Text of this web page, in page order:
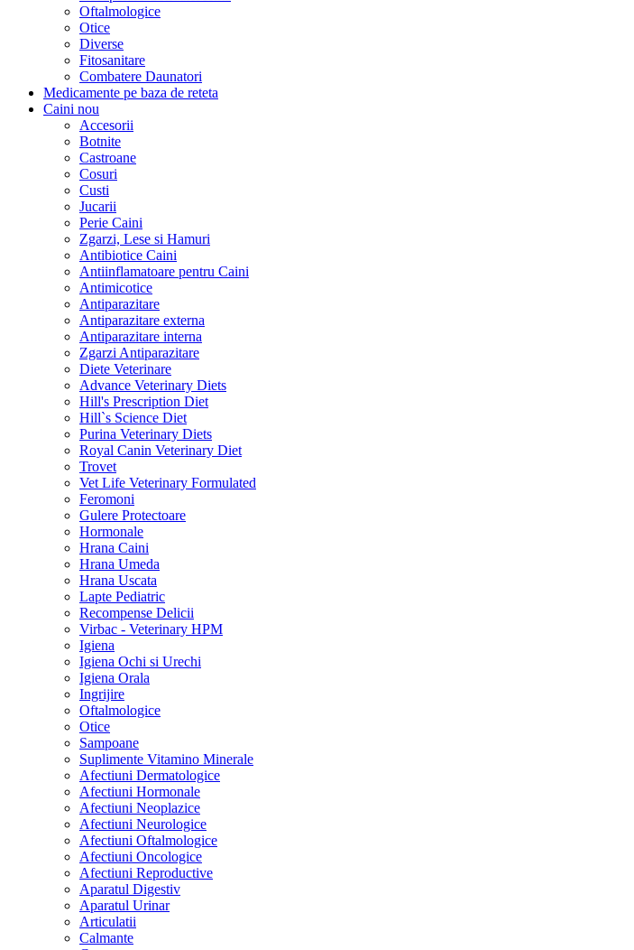
Oftalmologice
Otice
Diverse
Fitosanitare
Combatere Daunatori
Medicamente pe baza de reteta
Caini nou
Accesorii
Botnite
Castroane
Cosuri
Custi
Jucarii
Perie Caini
Zgarzi, Lese si Hamuri
Antibiotice Caini
Antiinflamatoare pentru Caini
Antimicotice
Antiparazitare
Antiparazitare externa
Antiparazitare interna
Zgarzi Antiparazitare
Diete Veterinare
Advance Veterinary Diets
Hill's Prescription Diet
Hill`s Science Diet
Purina Veterinary Diets
Royal Canin Veterinary Diet
Trovet
Vet Life Veterinary Formulated
Feromoni
Gulere Protectoare
Hormonale
Hrana Caini
Hrana Umeda
Hrana Uscata
Lapte Pediatric
Recompense Delicii
Virbac - Veterinary HPM
Igiena
Igiena Ochi si Urechi
Igiena Orala
Ingrijire
Oftalmologice
Otice
Sampoane
Suplimente Vitamino Minerale
Afectiuni Dermatologice
Afectiuni Hormonale
Afectiuni Neoplazice
Afectiuni Neurologice
Afectiuni Oftalmologice
Afectiuni Oncologice
Afectiuni Reproductive
Aparatul Digestiv
Aparatul Urinar
Articulatii
Calmante